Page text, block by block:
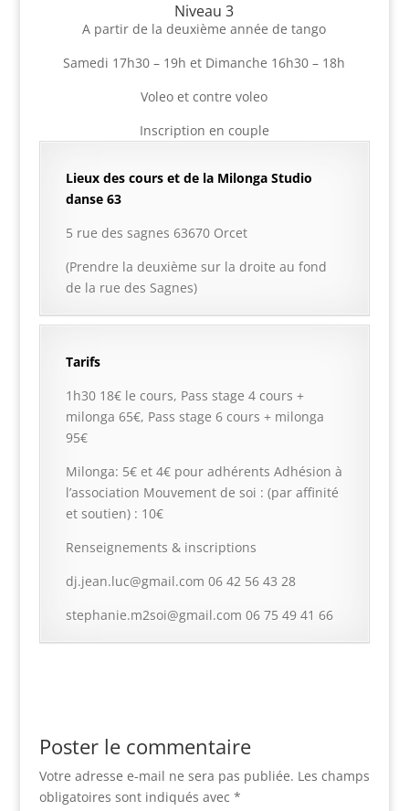
Niveau 3
A partir de la deuxième année de tango
Samedi 17h30 – 19h et Dimanche 16h30 – 18h
Voleo et contre voleo
Inscription en couple
Lieux des cours et de la Milonga Studio
danse 63
5 rue des sagnes 63670 Orcet
(Prendre la deuxième sur la droite au fond
de la rue des Sagnes)
Tarifs
1h30 18€ le cours, Pass stage 4 cours +
milonga 65€, Pass stage 6 cours + milonga
95€
Milonga: 5€ et 4€ pour adhérents Adhésion à
l’association Mouvement de soi : (par affinité
et soutien) : 10€
Renseignements & inscriptions
dj.jean.luc@gmail.com 06 42 56 43 28
stephanie.m2soi@gmail.com 06 75 49 41 66
Poster le commentaire
Votre adresse e-mail ne sera pas publiée. Les champs
obligatoires sont indiqués avec *